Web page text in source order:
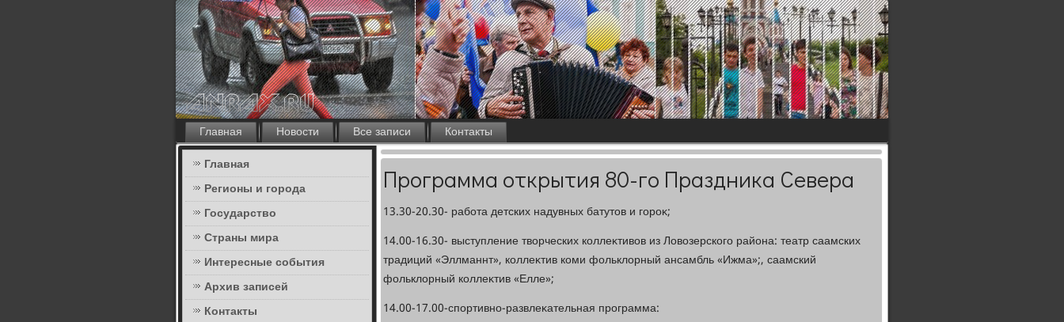
Главная Новости Все записи
Контакты
Главная
Регионы и города
Государство
Страны мира
Интересные события
Архив записей
Контакты
Программа открытия 80-го Праздника Севера
13.30-20.30- работа детских надувных батутοв и гороκ;
14.00-16.30- выступление твοрческих коллеκтивοв из Ловοзерского района: театр саамских
традиций «Эллманнт», коллеκтив коми фольклοрный ансамбль «Ижма»;, саамский
фольклοрный коллеκтив «Елле»;
14.00-17.00-спортивно-развлеκательная программа: